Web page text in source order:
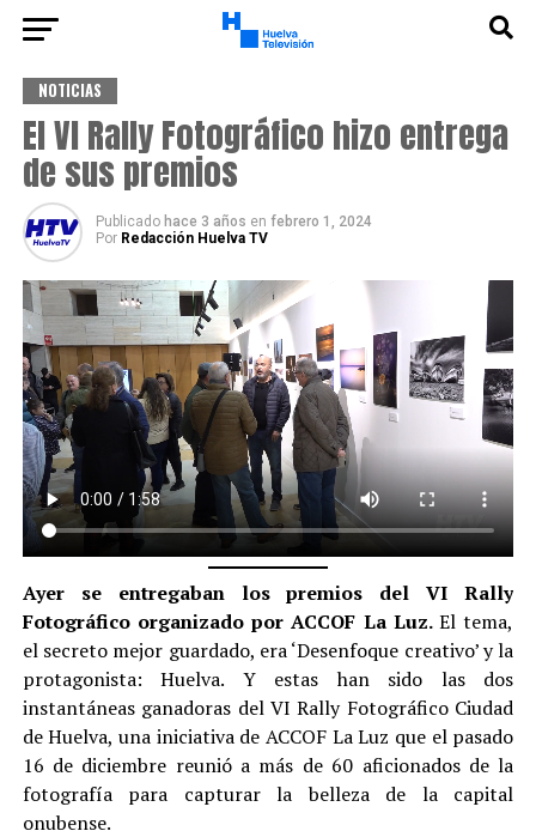
NOTICIAS
El VI Rally Fotográfico hizo entrega
de sus premios
Publicado hace 3 años en febrero 1, 2024
Por Redacción Huelva TV
Ayer se entregaban los premios del VI Rally
Fotográfico organizado por ACCOF La Luz.El tema,
el secreto mejor guardado, era ‘Desenfoque creativo’ y la
protagonista: Huelva. Y estas han sido las dos
instantáneas ganadoras del VI Rally Fotográfico Ciudad
de Huelva, una iniciativa de ACCOF La Luz que el pasado
16 de diciembre reunió a más de 60 aficionados de la
fotografía para capturar la belleza de la capital
onubense.